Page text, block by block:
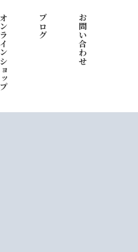
オンラインショップ ブログ お問い合わせ